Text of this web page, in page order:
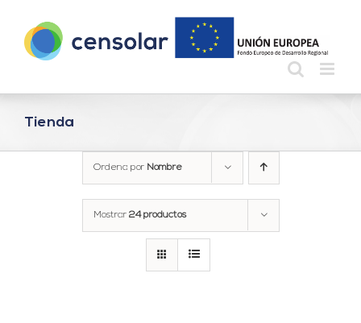
contenido
Tienda
Ordena por Nombre
Mostrar 24 productos